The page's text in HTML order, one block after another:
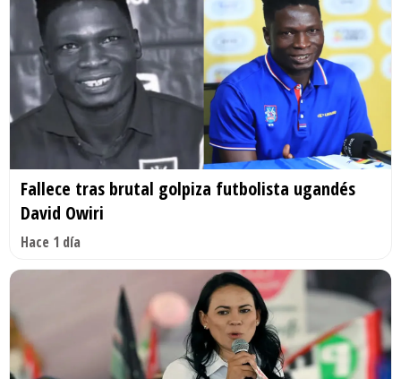
Fallece tras brutal golpiza futbolista ugandés
David Owiri
Hace 1 día